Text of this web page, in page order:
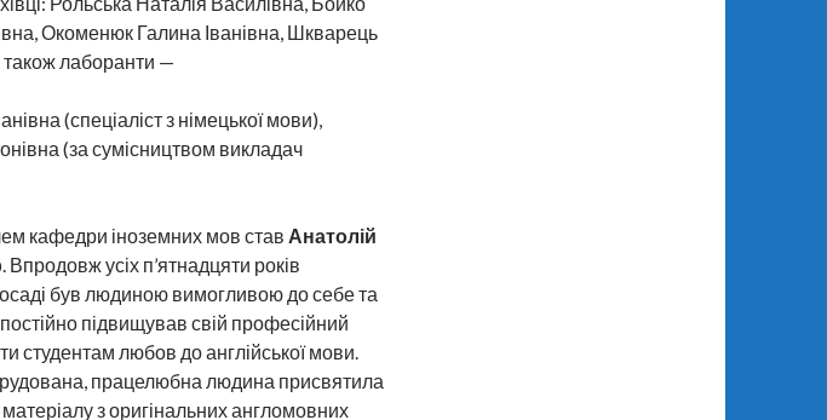
Окоменюк Галина Іванівна, Шкварець
також лаборанти —
(спеціаліст з німецької мови),
(за сумісництвом викладач
кафедри іноземних мов став Анатолій
. Впродовж усіх п’ятнадцяти років
був людиною вимогливою до себе та
підвищував свій професійний
студентам любов до англійської мови.
працелюбна людина присвятила
з оригінальних англомовних